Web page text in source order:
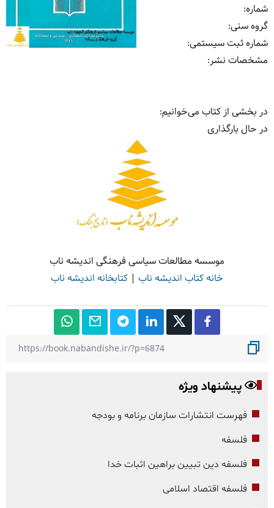
شماره:
گروه سنی:
شماره ثبت سیستمی:
مشخصات نشر: ‏‫
در بخشی از کتاب می‌خوانیم:
در حال بارگذاری
موسسه مطالعات سیاسی فرهنگی اندیشه ناب
خانه کتاب اندیشه ناب | کتابخانه اندیشه ناب
پیشنهاد ویژه
فهرست انتشارات سازمان برنامه و بودجه
فلسفه
فلسفه دین تبیین براهین اثبات خدا
فلسفه اقتصاد اسلامی